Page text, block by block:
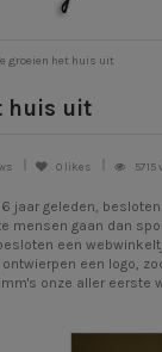
groeien het huis uit
huis uit
0 likes 5715
jaar geleden,
mensen gaan dan
een
een logo,
onze aller eerste